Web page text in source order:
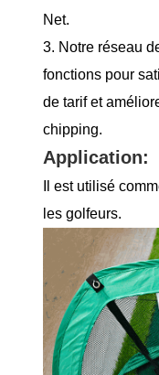
Net.
3. Notre réseau
fonctions pour
de tarif et
chipping.
Application:
Il est utilisé
les golfeurs.